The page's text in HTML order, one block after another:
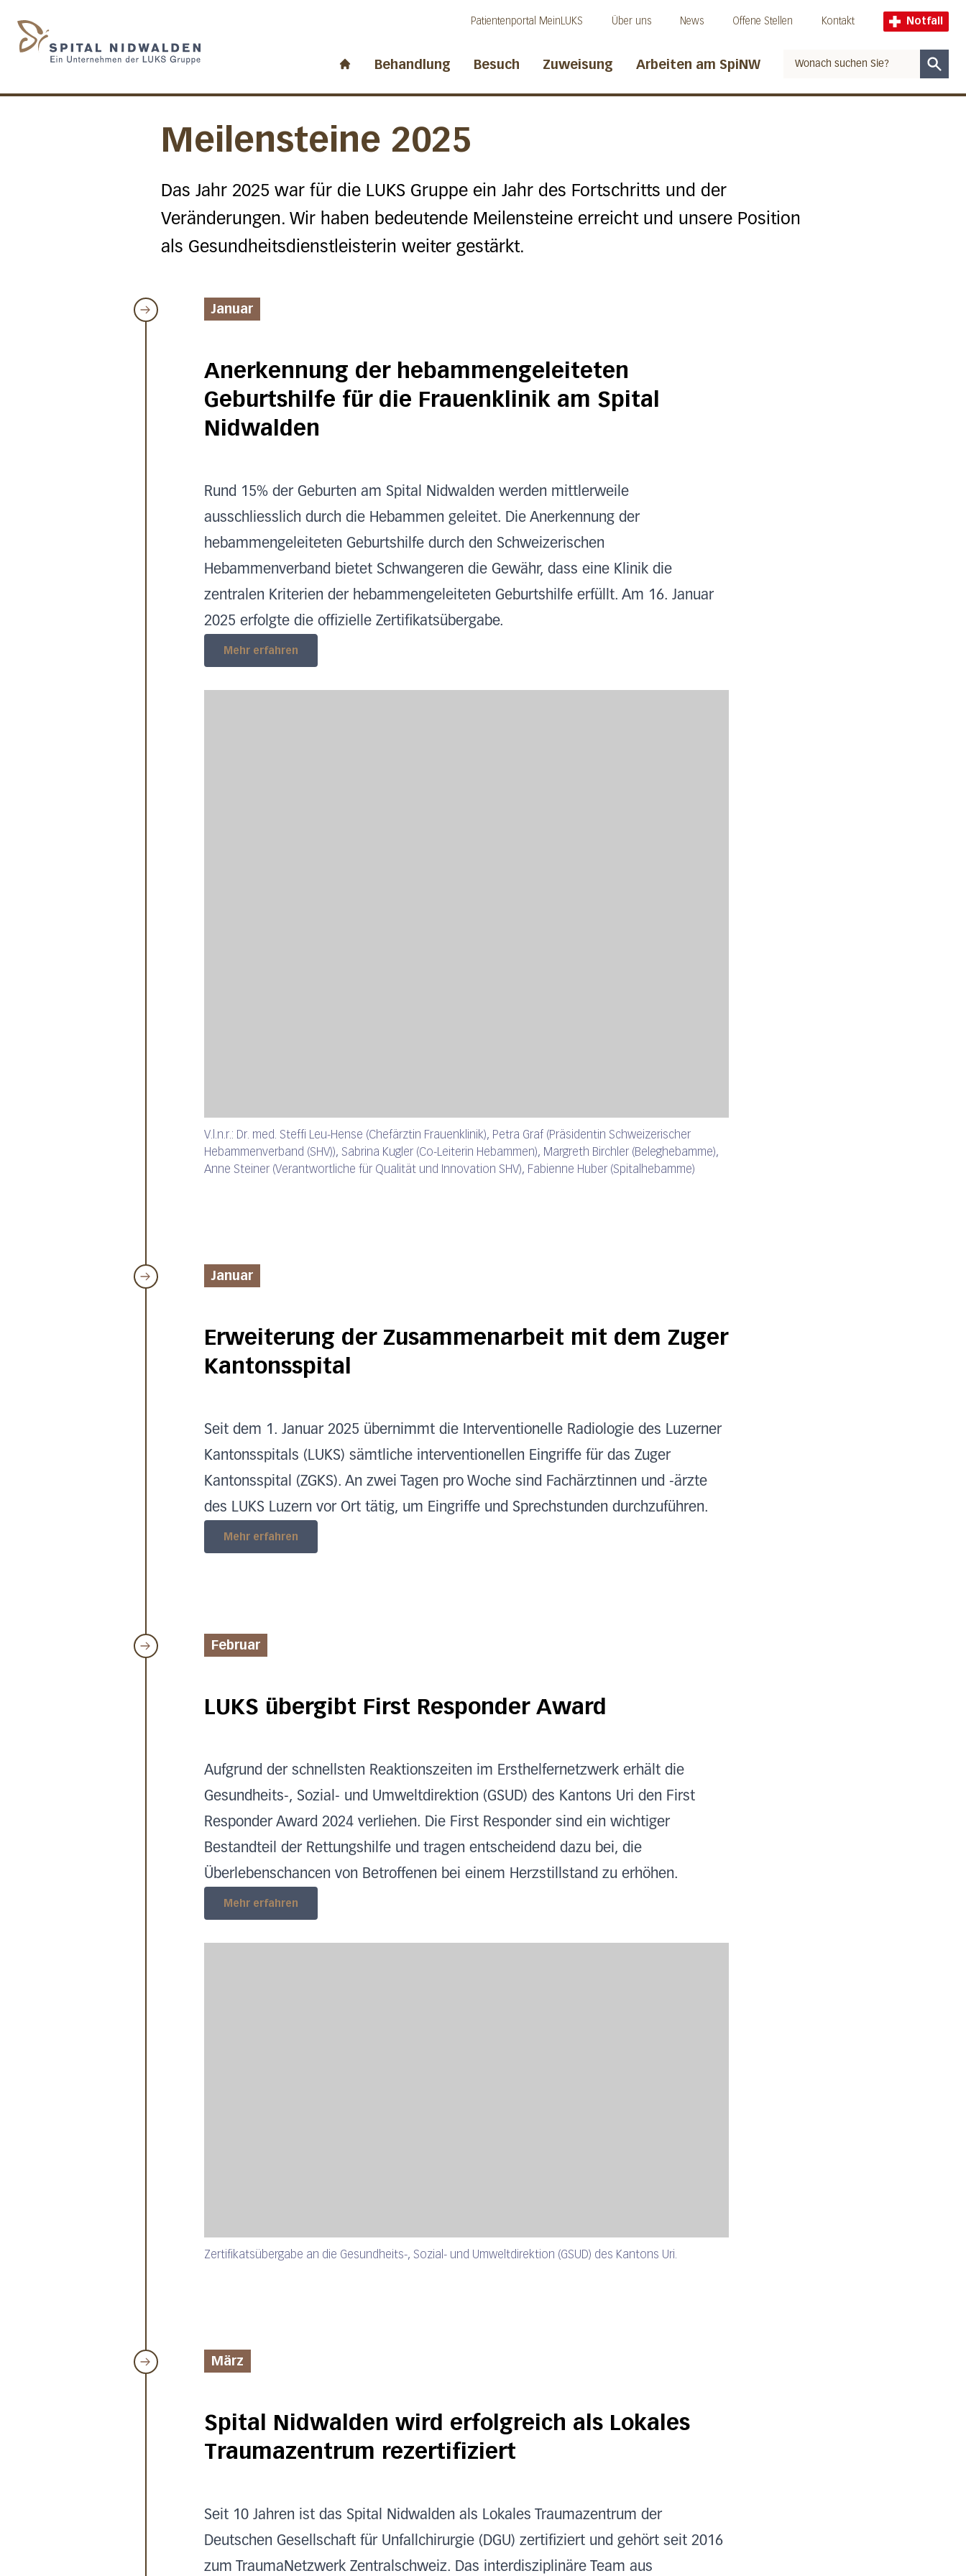
Patientenportal MeinLUKS Über uns News Offene Stellen Kontakt Notfall
Behandlung Besuch Zuweisung Arbeiten am SpiNW
Meilensteine 2025
Das Jahr 2025 war für die LUKS Gruppe ein Jahr des Fortschritts und der
Veränderungen. Wir haben bedeutende Meilensteine erreicht und unsere Position
als Gesundheitsdienstleisterin weiter gestärkt.
Januar
Anerkennung der hebammengeleiteten
Geburtshilfe für die Frauenklinik am Spital
Nidwalden
Rund 15% der Geburten am Spital Nidwalden werden mittlerweile
ausschliesslich durch die Hebammen geleitet. Die Anerkennung der
hebammengeleiteten Geburtshilfe durch den Schweizerischen
Hebammenverband bietet Schwangeren die Gewähr, dass eine Klinik die
zentralen Kriterien der hebammengeleiteten Geburtshilfe erfüllt. Am 16. Januar
2025 erfolgte die offizielle Zertifikatsübergabe.
Mehr erfahren
V.l.n.r.: Dr. med. Steffi Leu-Hense (Chefärztin Frauenklinik), Petra Graf (Präsidentin Schweizerischer
Hebammenverband (SHV)), Sabrina Kugler (Co-Leiterin Hebammen), Margreth Birchler (Beleghebamme),
Anne Steiner (Verantwortliche für Qualität und Innovation SHV), Fabienne Huber (Spitalhebamme)
Januar
Erweiterung der Zusammenarbeit mit dem Zuger
Kantonsspital
Seit dem 1. Januar 2025 übernimmt die Interventionelle Radiologie des Luzerner
Kantonsspitals (LUKS) sämtliche interventionellen Eingriffe für das Zuger
Kantonsspital (ZGKS). An zwei Tagen pro Woche sind Fachärztinnen und -ärzte
des LUKS Luzern vor Ort tätig, um Eingriffe und Sprechstunden durchzuführen.
Mehr erfahren
Februar
LUKS übergibt First Responder Award
Aufgrund der schnellsten Reaktionszeiten im Ersthelfernetzwerk erhält die
Gesundheits-, Sozial- und Umweltdirektion (GSUD) des Kantons Uri den First
Responder Award 2024 verliehen. Die First Responder sind ein wichtiger
Bestandteil der Rettungshilfe und tragen entscheidend dazu bei, die
Überlebenschancen von Betroffenen bei einem Herzstillstand zu erhöhen.
Mehr erfahren
Zertifikatsübergabe an die Gesundheits-, Sozial- und Umweltdirektion (GSUD) des Kantons Uri.
März
Spital Nidwalden wird erfolgreich als Lokales
Traumazentrum rezertifiziert
Seit 10 Jahren ist das Spital Nidwalden als Lokales Traumazentrum der
Deutschen Gesellschaft für Unfallchirurgie (DGU) zertifiziert und gehört seit 2016
zum TraumaNetzwerk Zentralschweiz. Das interdisziplinäre Team aus